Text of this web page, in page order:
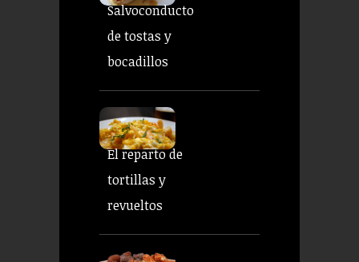
Salvoconducto
de tostas y
bocadillos
El reparto de
tortillas y
revueltos